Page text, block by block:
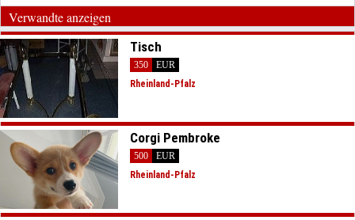
Verwandte anzeigen
Tisch
350
EUR
Rheinland-Pfalz
Corgi Pembroke
500
EUR
Rheinland-Pfalz